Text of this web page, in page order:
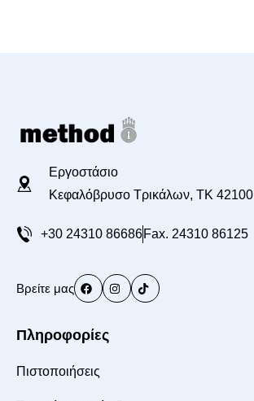
Εργοστάσιο
Κεφαλόβρυσο Τρικάλων, TK 42100
+30 24310 86686Fax. 24310 86125
Βρείτε μας
Πληροφορίες
Πιστοποιήσεις